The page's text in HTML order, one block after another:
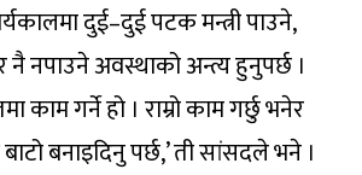
दुई–दुई पटक मन्त्री पाउने,
नपाउने अवस्थाको अन्त्य हुनुपर्छ ।
गर्ने हो । राम्रो काम गर्छु भनेर
बनाइदिनु पर्छ,’ ती सांसदले भने ।